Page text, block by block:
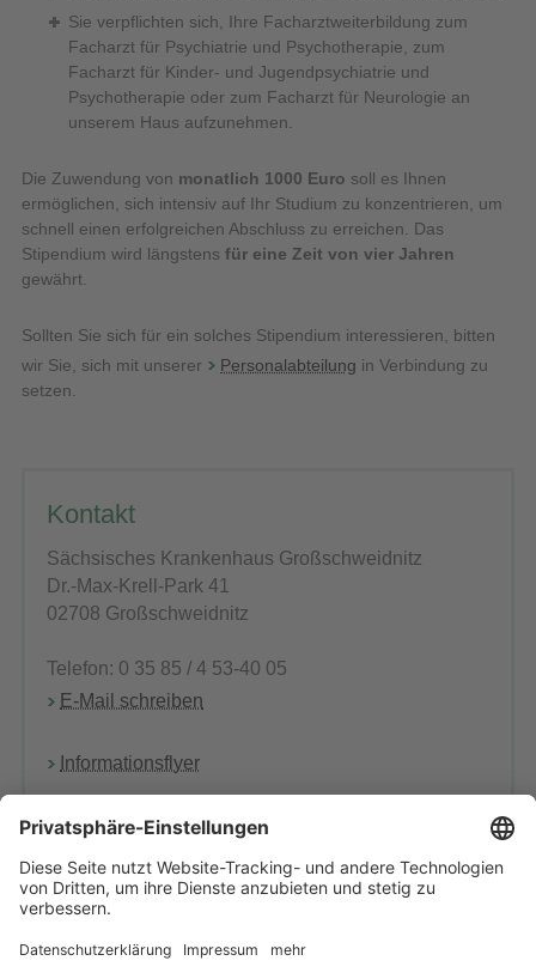
Sie verpflichten sich, Ihre Facharztweiterbildung zum
Facharzt für Psychiatrie und Psychotherapie, zum
Facharzt für Kinder- und Jugendpsychiatrie und
Psychotherapie oder zum Facharzt für Neurologie an
unserem Haus aufzunehmen.
Die Zuwendung von monatlich 1000 Euro soll es Ihnen
ermöglichen, sich intensiv auf Ihr Studium zu konzentrieren, um
schnell einen erfolgreichen Abschluss zu erreichen. Das
Stipendium wird längstens für eine Zeit von vier Jahren
gewährt.
Sollten Sie sich für ein solches Stipendium interessieren, bitten
wir Sie, sich mit unserer
Personalabteilung in Verbindung zu
setzen.
Kontakt
Sächsisches Krankenhaus Großschweidnitz
Dr.-Max-Krell-Park 41
02708 Großschweidnitz
Telefon: 0 35 85 / 4 53-40 05
E-Mail schreiben
Informationsflyer
PJ-Verantwortlicher ist der Chefarzt der Klinik für
Forensische Psychiatrie